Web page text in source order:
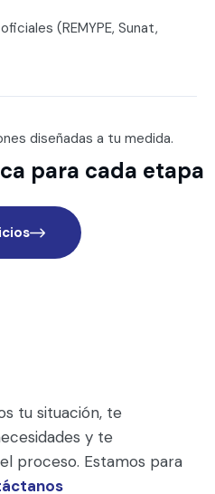
(REMYPE, Sunat,
diseñadas a tu medida.
para cada etapa
tu situación, te
y te
proceso. Estamos para